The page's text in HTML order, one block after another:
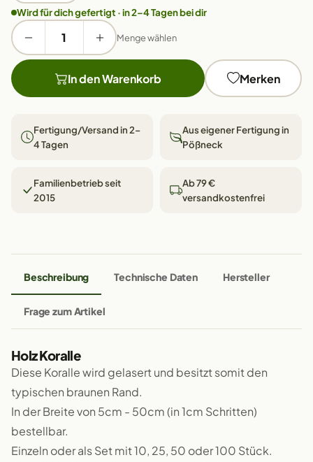
Wird für dich gefertigt · in 2–4 Tagen bei dir
Menge wählen
In den Warenkorb Merken
Fertigung/Versand in 2–
4 Tagen
Aus eigener Fertigung in
Pößneck
Familienbetrieb seit
2015
Ab 79 €
versandkostenfrei
Beschreibung Technische Daten Hersteller
Frage zum Artikel
Holz Koralle
Diese Koralle wird gelasert und besitzt somit den
typischen braunen Rand.
In der Breite von 5cm - 50cm (in 1cm Schritten)
bestellbar.
Einzeln oder als Set mit 10, 25, 50 oder 100 Stück.